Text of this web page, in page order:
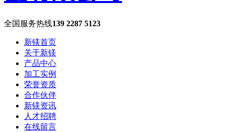
全国服务热线139 2287 5123
新镁首页
关于新镁
产品中心
加工实例
荣誉资质
合作伙伴
新镁资讯
人才招聘
在线留言